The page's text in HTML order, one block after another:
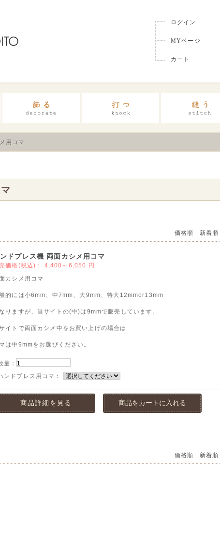
ログイン
MYページ
カート
用コマ
価格順 新着順
ドプレス機 両面カシメ用コマ
価格(税込)： 4,400～6,050 円
カシメ用コマ
的には小6mm、中7mm、大9mm、特大12mmor13mm
りますが、当サイトの(中)は9mmで販売しています。
イトで両面カシメ中をお買い上げの場合は
は中9mmをお選びください。
量：
ンドプレス用コマ：
商品詳細を見る 商品をカートに入れる
価格順 新着順